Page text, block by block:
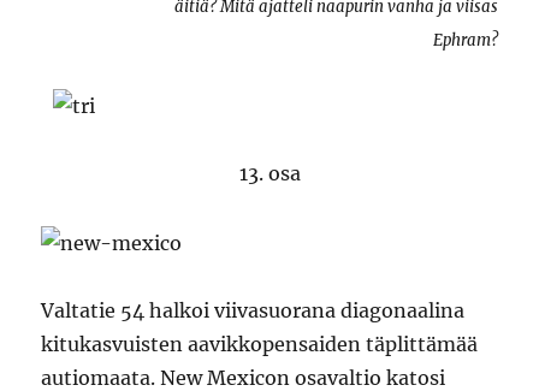
äitiä? Mitä ajatteli naapurin vanha ja viisas
Ephram?
13. osa
Valtatie 54 halkoi viivasuorana diagonaalina
kitukasvuisten aavikkopensaiden täplittämää
autiomaata. New Mexicon osavaltio katosi